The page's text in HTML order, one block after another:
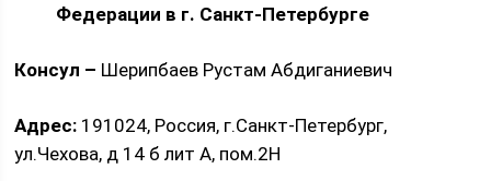
Федерации в г. Cанкт-Петербурге
Консул – Шерипбаев Рустам Абдиганиевич
Адрес: 191024, Россия, г.Санкт-Петербург,
ул.Чехова, д 14 б лит А, пом.2Н